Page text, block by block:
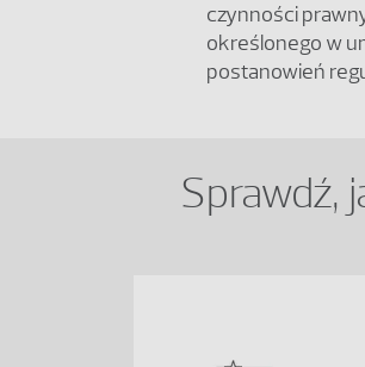
czynności
określonego w
postanowień
Sprawdź,